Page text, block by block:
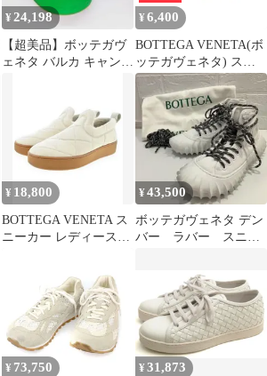
¥24,198
【超美品】ボッテガヴ
ェネタ バルカ キャンバ
¥ 6,400
BOTTEGA VENETA(ボ
ッテガヴェネタ) スニ
ーカー 34 レディース -
白 イントレチャート レ
ザー
¥ 18,800
BOTTEGA VENETA ス
ニーカー レディース
¥43,500
ボッテガヴェネタ デン
バー ラバー スニー
¥ 73,750 ¥31,873